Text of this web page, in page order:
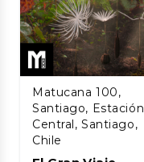
Matucana 100,
Santiago, Estación
Central, Santiago,
Chile